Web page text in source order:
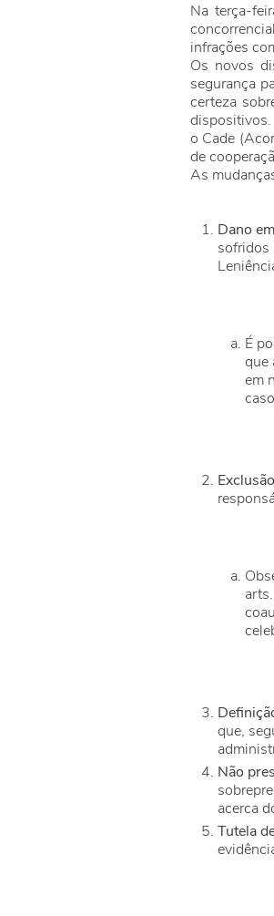
Na terça-
infrações
Os novos
segurança
certeza
o Cade
de
As
Dano
sofridos
É
que
em
que,
Não
acerca
Tutela